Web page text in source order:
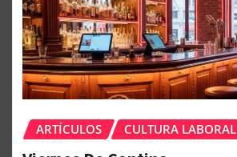
ARTÍCULOS CULTURA LABORAL